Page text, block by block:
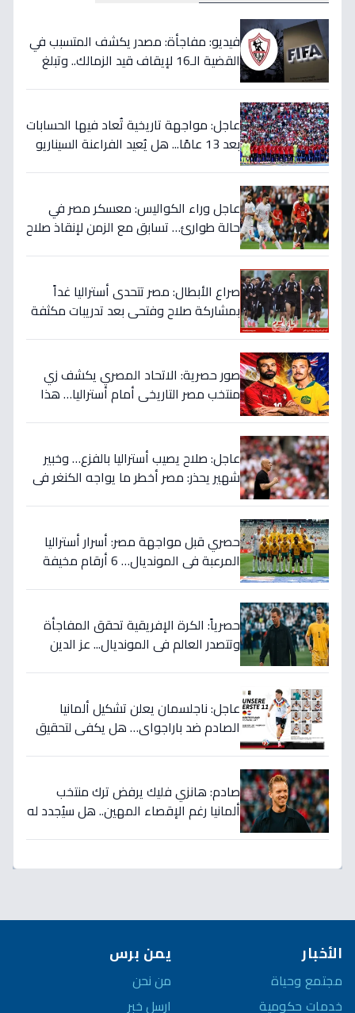
فيديو: مفاجأة: مصدر يكشف المتسبب في
القضية الـ16 لإيقاف قيد الزمالك.. وتبلغ
عاجل: مواجهة تاريخية تُعاد فيها الحسابات
بعد 13 عامًا... هل يُعيد الفراعنة السيناريو
عاجل وراء الكواليس: معسكر مصر في
حالة طوارئ… تسابق مع الزمن لإنقاذ صلاح
صراع الأبطال: مصر تتحدى أستراليا غداً
بمشاركة صلاح وفتحي بعد تدريبات مكثفة
صور حصرية: الاتحاد المصري يكشف زي
منتخب مصر التاريخي أمام أستراليا… هذا
عاجل: صلاح يصيب أستراليا بالفزع… وخبير
شهير يحذر: مصر أخطر ما يواجه الكنغر في
حصري قبل مواجهة مصر: أسرار أستراليا
المرعبة في المونديال… 6 أرقام مخيفة
حصرياً: الكرة الإفريقية تحقق المفاجأة
وتتصدر العالم في المونديال... عز الدين
عاجل: ناجلسمان يعلن تشكيل ألمانيا
الصادم ضد باراجواي… هل يكفي لتحقيق
صادم: هانزي فليك يرفض ترك منتخب
ألمانيا رغم الإقصاء المهين.. هل سيُجدد له
الأخبار
مجتمع وحياة
خدمات حكومية
يمن برس
من نحن
ارسل خبر